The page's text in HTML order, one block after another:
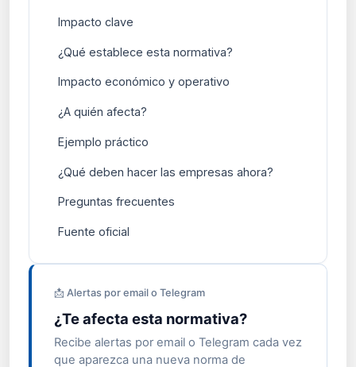
Impacto clave
¿Qué establece esta normativa?
Impacto económico y operativo
¿A quién afecta?
Ejemplo práctico
¿Qué deben hacer las empresas ahora?
Preguntas frecuentes
Fuente oficial
📩 Alertas por email o Telegram
¿Te afecta esta normativa?
Recibe alertas por email o Telegram cada vez
que aparezca una nueva norma de